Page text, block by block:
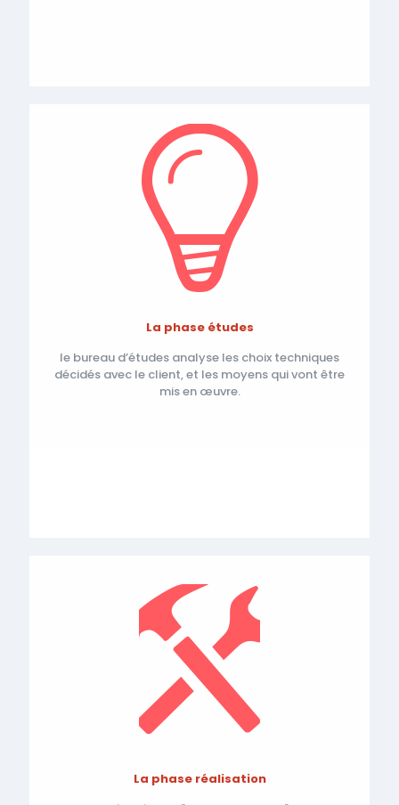
La phase études
le bureau d’études analyse les choix techniques
décidés avec le client, et les moyens qui vont être
mis en œuvre.
La phase réalisation